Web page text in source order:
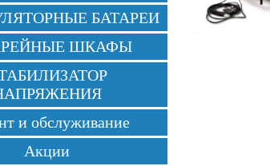
БАТАРЕИ
ШКАФЫ
и обслуживание
Акции